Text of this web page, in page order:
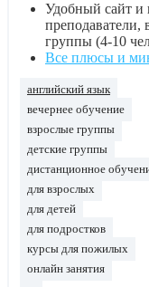
Удобный сайт и
преподаватели,
группы (4-10
Все плюсы и
английский язык
вечернее обучение
взрослые группы
детские группы
дистанционное
для взрослых
для детей
для подростков
курсы для пожилых
онлайн занятия